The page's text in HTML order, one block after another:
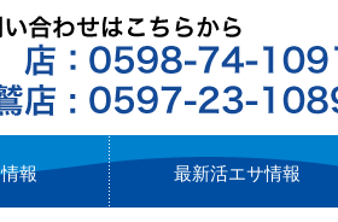
報 最新活エサ情報